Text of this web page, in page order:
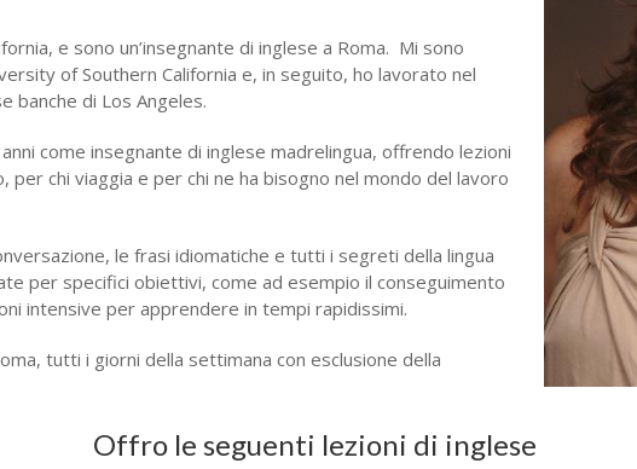
e sono un’insegnante di inglese a Roma. Mi sono
of Southern California e, in seguito, ho lavorato nel
di Los Angeles.
come insegnante di inglese madrelingua, offrendo lezioni
chi viaggia e per chi ne ha bisogno nel mondo del lavoro
le frasi idiomatiche e tutti i segreti della lingua
per specifici obiettivi, come ad esempio il conseguimento
intensive per apprendere in tempi rapidissimi.
tutti i giorni della settimana con esclusione della
Offro le seguenti lezioni di inglese